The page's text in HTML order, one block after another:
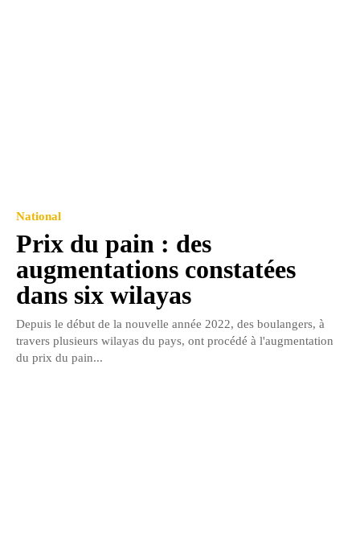
National
Prix du pain : des
augmentations constatées
dans six wilayas
Depuis le début de la nouvelle année 2022, des boulangers, à
travers plusieurs wilayas du pays, ont procédé à l'augmentation
du prix du pain...